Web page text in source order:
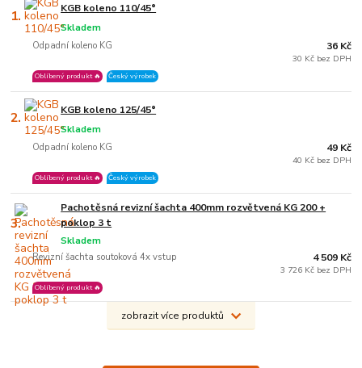
1. KGB koleno 110/45°
Odpadní koleno KG
Skladem
Oblíbený produkt 🔥 Český výrobek
36 Kč
30 Kč bez DPH
2. KGB koleno 125/45°
Odpadní koleno KG
Skladem
Oblíbený produkt 🔥 Český výrobek
49 Kč
40 Kč bez DPH
3.
Pachotěsná revizní šachta 400mm rozvětvená KG 200 +
poklop 3 t
Revizní šachta soutoková 4x vstup
Skladem
Oblíbený produkt 🔥
4 509 Kč
3 726 Kč bez DPH
zobrazit více produktů